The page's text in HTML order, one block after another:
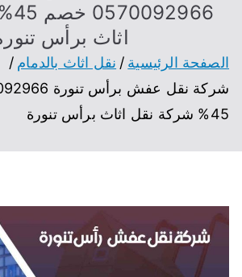
اثاث برأس
الصفحة الرئيسية
نقل اثاث بالدمام
45% شركة نقل اثاث برأس تنورة